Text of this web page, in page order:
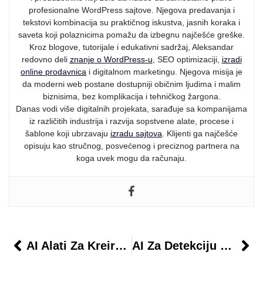
profesionalne WordPress sajtove. Njegova predavanja i
tekstovi kombinacija su praktičnog iskustva, jasnih koraka i
saveta koji polaznicima pomažu da izbegnu najčešće greške.
Kroz blogove, tutorijale i edukativni sadržaj, Aleksandar
redovno deli znanje o WordPress-u , SEO optimizaciji, izradi
online prodavnica i digitalnom marketingu. Njegova misija je
da moderni web postane dostupniji običnim ljudima i malim
biznisima, bez komplikacija i tehničkog žargona.
Danas vodi više digitalnih projekata, sarađuje sa kompanijama
iz različitih industrija i razvija sopstvene alate, procese i
šablone koji ubrzavaju izradu sajtova . Klijenti ga najčešće
opisuju kao stručnog, posvećenog i preciznog partnera na
koga uvek mogu da računaju.
AI Alati Za Kreiranje Logotipa Za Mali Biznis AI Za Detekciju Plagijata U Sadržaju